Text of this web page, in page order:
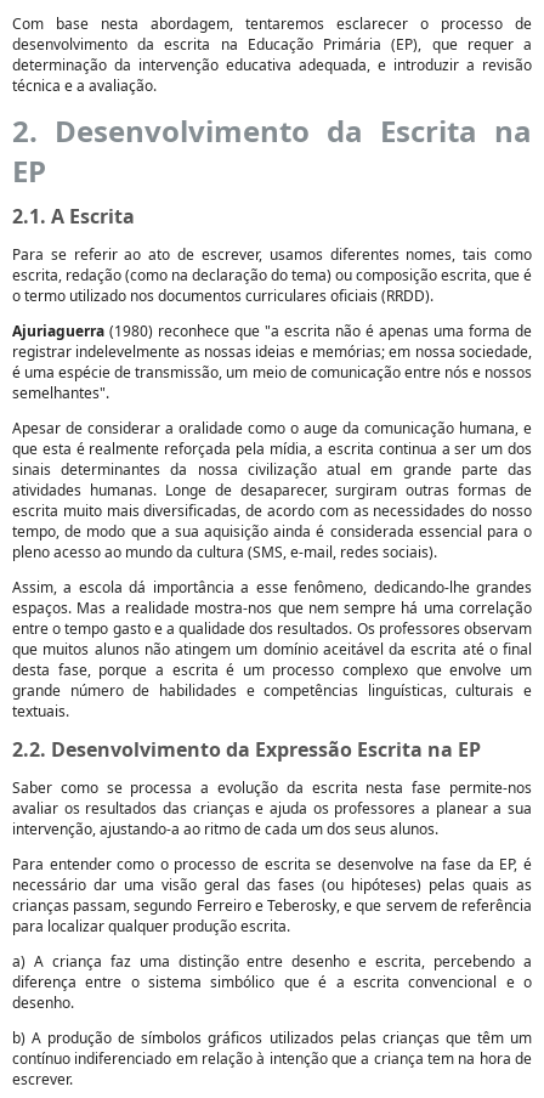
Com base nesta abordagem, tentaremos esclarecer o processo de
desenvolvimento da escrita na Educação Primária (EP), que requer a
determinação da intervenção educativa adequada, e introduzir a revisão
técnica e a avaliação.
2. Desenvolvimento da Escrita na
EP
2.1. A Escrita
Para se referir ao ato de escrever, usamos diferentes nomes, tais como
escrita, redação (como na declaração do tema) ou composição escrita, que é
o termo utilizado nos documentos curriculares oficiais (RRDD).
Ajuriaguerra (1980) reconhece que "a escrita não é apenas uma forma de
registrar indelevelmente as nossas ideias e memórias; em nossa sociedade,
é uma espécie de transmissão, um meio de comunicação entre nós e nossos
semelhantes".
Apesar de considerar a oralidade como o auge da comunicação humana, e
que esta é realmente reforçada pela mídia, a escrita continua a ser um dos
sinais determinantes da nossa civilização atual em grande parte das
atividades humanas. Longe de desaparecer, surgiram outras formas de
escrita muito mais diversificadas, de acordo com as necessidades do nosso
tempo, de modo que a sua aquisição ainda é considerada essencial para o
pleno acesso ao mundo da cultura (SMS, e-mail, redes sociais).
Assim, a escola dá importância a esse fenômeno, dedicando-lhe grandes
espaços. Mas a realidade mostra-nos que nem sempre há uma correlação
entre o tempo gasto e a qualidade dos resultados. Os professores observam
que muitos alunos não atingem um domínio aceitável da escrita até o final
desta fase, porque a escrita é um processo complexo que envolve um
grande número de habilidades e competências linguísticas, culturais e
textuais.
2.2. Desenvolvimento da Expressão Escrita na EP
Saber como se processa a evolução da escrita nesta fase permite-nos
avaliar os resultados das crianças e ajuda os professores a planear a sua
intervenção, ajustando-a ao ritmo de cada um dos seus alunos.
Para entender como o processo de escrita se desenvolve na fase da EP, é
necessário dar uma visão geral das fases (ou hipóteses) pelas quais as
crianças passam, segundo Ferreiro e Teberosky, e que servem de referência
para localizar qualquer produção escrita.
a) A criança faz uma distinção entre desenho e escrita, percebendo a
diferença entre o sistema simbólico que é a escrita convencional e o
desenho.
b) A produção de símbolos gráficos utilizados pelas crianças que têm um
contínuo indiferenciado em relação à intenção que a criança tem na hora de
escrever.